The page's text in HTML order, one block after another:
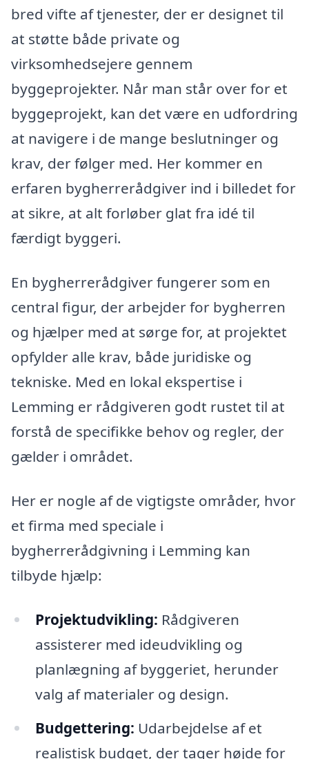
bred vifte af tjenester, der er designet til
at støtte både private og
virksomhedsejere gennem
byggeprojekter. Når man står over for et
byggeprojekt, kan det være en udfordring
at navigere i de mange beslutninger og
krav, der følger med. Her kommer en
erfaren bygherrerådgiver ind i billedet for
at sikre, at alt forløber glat fra idé til
færdigt byggeri.
En bygherrerådgiver fungerer som en
central figur, der arbejder for bygherren
og hjælper med at sørge for, at projektet
opfylder alle krav, både juridiske og
tekniske. Med en lokal ekspertise i
Lemming er rådgiveren godt rustet til at
forstå de specifikke behov og regler, der
gælder i området.
Her er nogle af de vigtigste områder, hvor
et firma med speciale i
bygherrerådgivning i Lemming kan
tilbyde hjælp:
Projektudvikling: Rådgiveren
assisterer med ideudvikling og
planlægning af byggeriet, herunder
valg af materialer og design.
Budgettering: Udarbejdelse af et
realistisk budget, der tager højde for